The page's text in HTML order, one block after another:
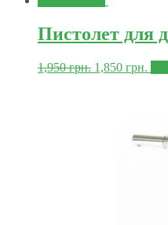
Пистолет для
1,950грн. 1,850 грн.